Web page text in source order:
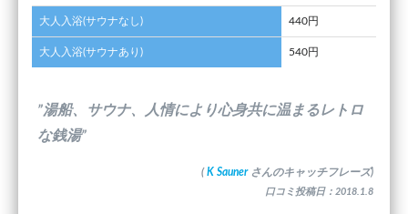
大人入浴(サウナなし) 440円
大人入浴(サウナあり) 540円
”湯船、サウナ、人情により心身共に温まるレトロ
な銭湯”
( K Sauner さんのキャッチフレーズ)
口コミ投稿日：2018.1.8